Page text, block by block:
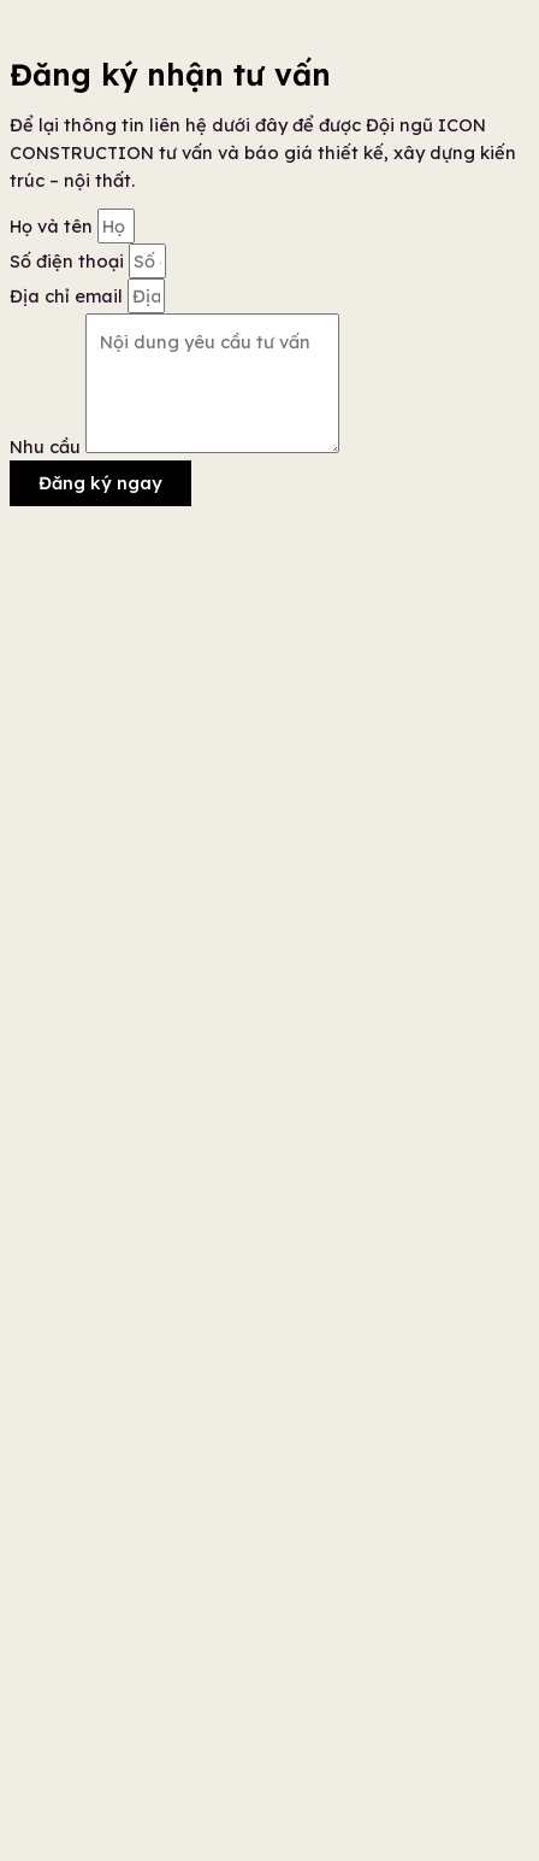
Đăng ký nhận tư vấn
Để lại thông tin liên hệ dưới đây để được Đội ngũ ICON
CONSTRUCTION tư vấn và báo giá thiết kế, xây dựng kiến
trúc – nội thất.
Họ và tên
Số điện thoại
Địa chỉ email
Nhu cầu
Đăng ký ngay